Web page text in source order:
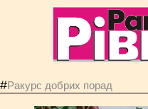
#Ракурс добрих порад